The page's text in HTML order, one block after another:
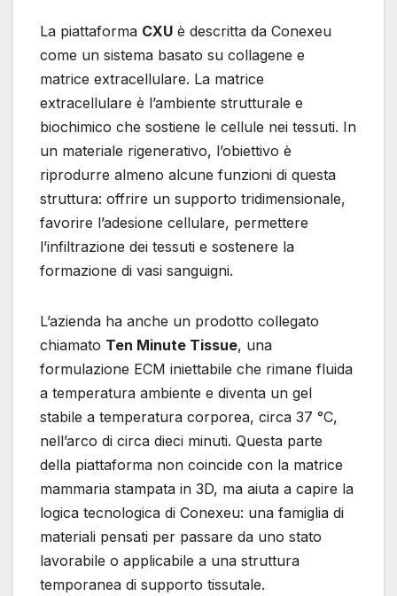
La piattaforma CXU è descritta da Conexeu
come un sistema basato su collagene e
matrice extracellulare. La matrice
extracellulare è l’ambiente strutturale e
biochimico che sostiene le cellule nei tessuti. In
un materiale rigenerativo, l’obiettivo è
riprodurre almeno alcune funzioni di questa
struttura: offrire un supporto tridimensionale,
favorire l’adesione cellulare, permettere
l’infiltrazione dei tessuti e sostenere la
formazione di vasi sanguigni.
L’azienda ha anche un prodotto collegato
chiamato Ten Minute Tissue, una
formulazione ECM iniettabile che rimane fluida
a temperatura ambiente e diventa un gel
stabile a temperatura corporea, circa 37 °C,
nell’arco di circa dieci minuti. Questa parte
della piattaforma non coincide con la matrice
mammaria stampata in 3D, ma aiuta a capire la
logica tecnologica di Conexeu: una famiglia di
materiali pensati per passare da uno stato
lavorabile o applicabile a una struttura
temporanea di supporto tissutale.